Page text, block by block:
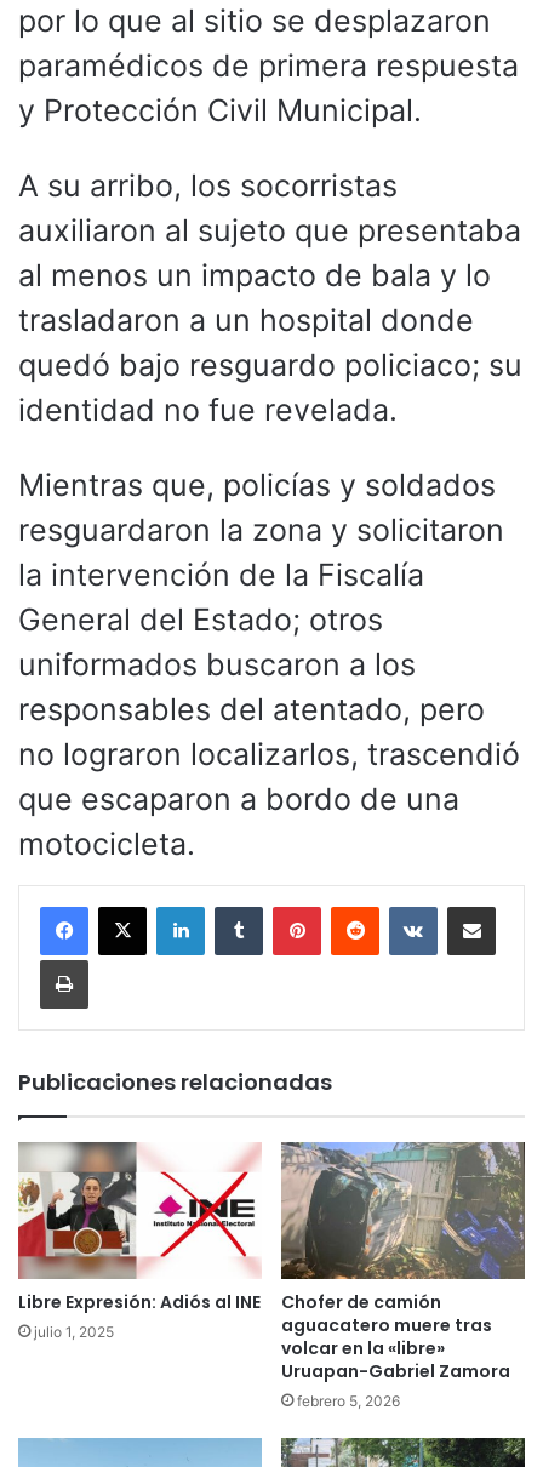
por lo que al sitio se desplazaron
paramédicos de primera respuesta
y Protección Civil Municipal.
A su arribo, los socorristas
auxiliaron al sujeto que presentaba
al menos un impacto de bala y lo
trasladaron a un hospital donde
quedó bajo resguardo policiaco; su
identidad no fue revelada.
Mientras que, policías y soldados
resguardaron la zona y solicitaron
la intervención de la Fiscalía
General del Estado; otros
uniformados buscaron a los
responsables del atentado, pero
no lograron localizarlos, trascendió
que escaparon a bordo de una
motocicleta.
LinkedInTumblr PinterestReddit VKontakteCompartir por
Imprimir
Publicaciones relacionadas
Libre Expresión: Adiós al INE
julio 1, 2025
Chofer de camión
aguacatero muere tras
volcar en la «libre»
Uruapan-Gabriel Zamora
febrero 5, 2026